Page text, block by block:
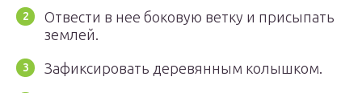
Отвести в нее боковую ветку и присыпать
землей.
Зафиксировать деревянным колышком.